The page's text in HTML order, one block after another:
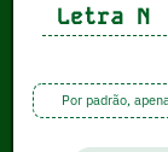
Letra N
Por padrão,